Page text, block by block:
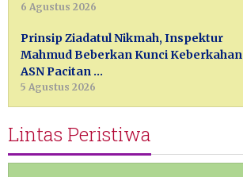
6 Agustus 2026
Prinsip Ziadatul Nikmah, Inspektur
Mahmud Beberkan Kunci Keberkahan
ASN Pacitan …
5 Agustus 2026
Lintas Peristiwa